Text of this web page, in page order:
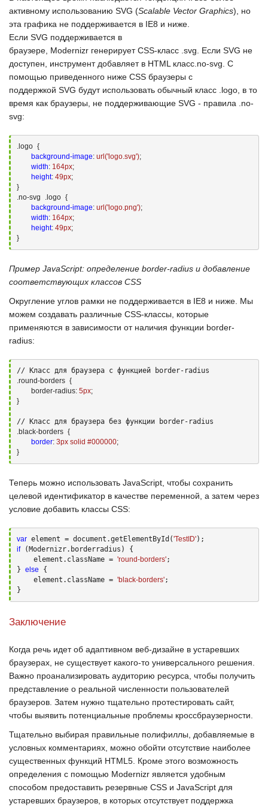
активному использованию SVG (Scalable Vector Graphics), но
эта графика не поддерживается в IE8 и ниже.
Если SVG поддерживается в
браузере, Modernizr генерируетCSS-класс .svg . Если SVG не
доступен, инструмент добавляет в HTML класс.no-svg . С
помощью приведенного ниже CSS браузеры с
поддержкой SVG будут использовать обычный класс .logo , в то
время как браузеры, не поддерживающие SVG - правила
.no-
svg:
.logo {
background-image: url('logo.svg');
width: 164px;
height: 49px;
}
.no-svg
.logo {
background-image: url('logo.png');
width: 164px;
height: 49px;
}
Пример JavaScript: определение border-radius и добавление
соответствующих классов CSS
Округление углов рамки не поддерживается в IE8 и ниже. Мы
можем создавать различные CSS-классы , которые
применяются в зависимости от наличия функции border-
radius:
.round-borders {
border-radius: 5px;
}
.black-borders {
border: 3px solid #000000;
}
Теперь можно использовать JavaScript , чтобы сохранить
целевой идентификатор в качестве переменной, а затем через
условие добавить классы CSS:
var element = document.getElementById('TestID'
if (Modernizr.borderradius) {
    element.className =
'round-borders';
} else {
    element.className =
'black-borders';
}
Заключение
Когда речь идет об адаптивном веб-дизайне в устаревших
браузерах, не существует какого-то универсального решения.
Важно проанализировать аудиторию ресурса, чтобы получить
представление о реальной численности пользователей
браузеров. Затем нужно тщательно протестировать сайт,
чтобы выявить потенциальные проблемы кроссбраузерности.
Тщательно выбирая правильные полифиллы, добавляемые в
условных комментариях, можно обойти отсутствие наиболее
существенных функций HTML5 . Кроме этого возможность
определения с помощью Modernizr является удобным
способом предоставить резервные CSS и JavaScript для
устаревших браузеров, в которых отсутствует поддержка